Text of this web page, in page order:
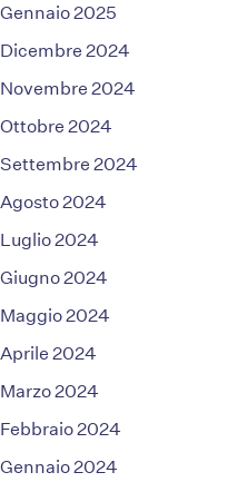
Gennaio 2025
Dicembre 2024
Novembre 2024
Ottobre 2024
Settembre 2024
Agosto 2024
Luglio 2024
Giugno 2024
Maggio 2024
Aprile 2024
Marzo 2024
Febbraio 2024
Gennaio 2024